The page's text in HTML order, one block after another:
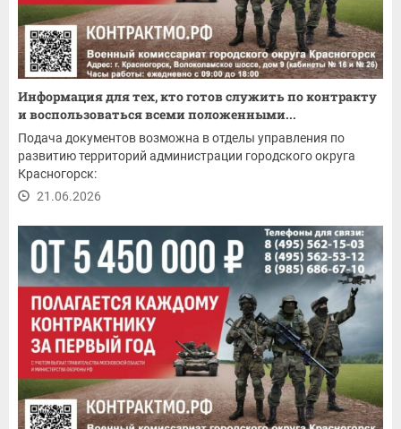
Информация для тех, кто готов служить по контракту
и воспользоваться всеми положенными...
Подача документов возможна в отделы управления по
развитию территорий администрации городского округа
Красногорск:
21.06.2026